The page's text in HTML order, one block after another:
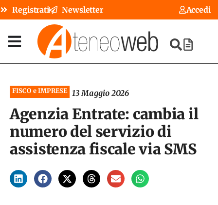
Registrati Newsletter Accedi
FISCO e IMPRESE 13 Maggio 2026
Agenzia Entrate: cambia il
numero del servizio di
assistenza fiscale via SMS